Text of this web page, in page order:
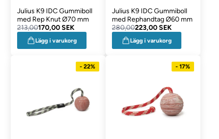
Julius K9 IDC Gummiboll
med Rep Knut Ø70 mm
213,00170,00 SEK
Lägg i varukorg
Julius K9 IDC Gummiboll
med Rephandtag Ø60 mm
280,00223,00 SEK
Lägg i varukorg
- 22% - 17%